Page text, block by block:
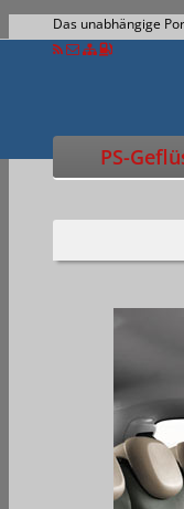
Das unabhängige
PS-